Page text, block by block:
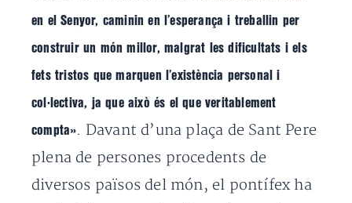
en el Senyor, caminin en l’esperança i treballin per
construir un món millor, malgrat les dificultats i els
fets tristos que marquen l’existència personal i
col·lectiva, ja que això és el que veritablement
compta». Davant d’una plaça de Sant Pere
plena de persones procedents de
diversos països del món, el pontífex ha